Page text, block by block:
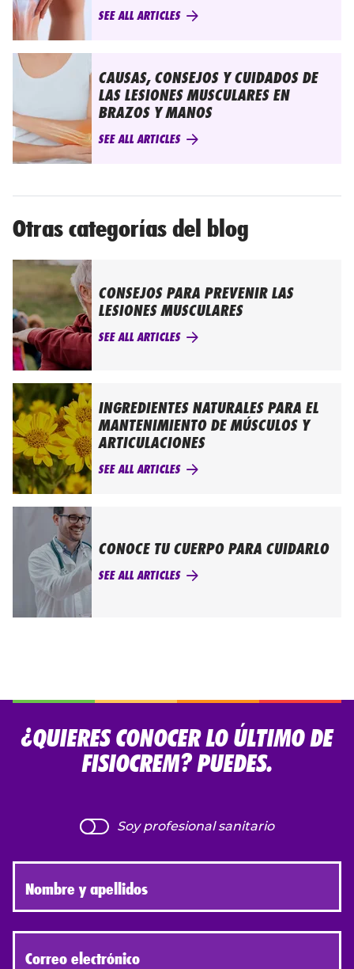
SEE ALL ARTICLES
CAUSAS, CONSEJOS Y CUIDADOS DE
LAS LESIONES MUSCULARES EN
BRAZOS Y MANOS
SEE ALL ARTICLES
Otras categorías del blog
CONSEJOS PARA PREVENIR LAS
LESIONES MUSCULARES
SEE ALL ARTICLES
INGREDIENTES NATURALES PARA EL
MANTENIMIENTO DE MÚSCULOS Y
ARTICULACIONES
SEE ALL ARTICLES
CONOCE TU CUERPO PARA CUIDARLO
SEE ALL ARTICLES
¿QUIERES CONOCER LO ÚLTIMO DE
FISIOCREM? PUEDES.
Soy profesional sanitario
Nombre y apellidos
Correo electrónico